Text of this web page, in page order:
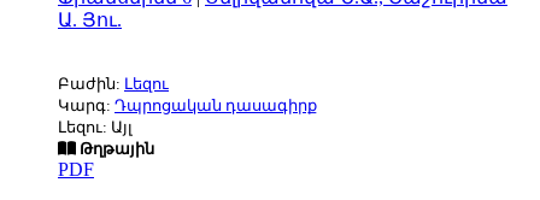
Ա. Յու.
Բաժին: Լեզու
Կարգ: Դպրոցական դասագիրք
Լեզու: Այլ
Թղթային
PDF